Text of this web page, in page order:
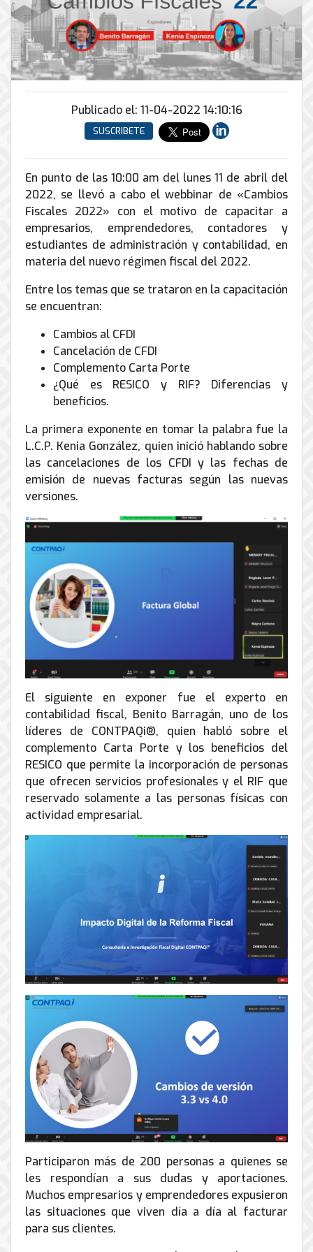
INFRAESTRUCTURA
Soporte
informático
Remoto
y
en
Sitio
Hiperconvergencia
Soporte
Correo
Electrónico
conmutadores
IP
y
análogos
Enlaces
Inalámbricos
de
Torres
Arriostradas
Equipos
para
videoconferencias
de
Servicio
Internet
y
peatonal
Automatización
y
Domótica
Energía
y
Tierra
física
y
Conector
de
envío
Antispam
Conmutador
nube
Servicios
de
Computo
&
Almacenamiento
Publicado el: 11-04-2022 14:10:16
SUSCRIBETE
En punto de las 10:00 am del lunes 11 de abril del
2022, se llevó a cabo el webbinar de «Cambios
Fiscales 2022» con el motivo de capacitar a
empresarios, emprendedores, contadores y
estudiantes de administración y contabilidad, en
materia del nuevo régimen fiscal del 2022.
Entre los temas que se trataron en la capacitación
se encuentran:
Cambios al CFDI
Cancelación de CFDI
Complemento Carta Porte
¿Qué es RESICO y RIF? Diferencias y
beneficios.
La primera exponente en tomar la palabra fue la
L.C.P. Kenia González, quien inició hablando sobre
las cancelaciones de los CFDI y las fechas de
emisión de nuevas facturas según las nuevas
versiones.
El siguiente en exponer fue el experto en
contabilidad fiscal, Benito Barragán, uno de los
líderes de CONTPAQi®, quien habló sobre el
complemento Carta Porte y los beneficios del
RESICO que permite la incorporación de personas
que ofrecen servicios profesionales y el RIF que
reservado solamente a las personas físicas con
actividad empresarial.
Participaron más de 200 personas a quienes se
les respondían a sus dudas y aportaciones.
Muchos empresarios y emprendedores expusieron
las situaciones que viven día a día al facturar
para sus clientes.